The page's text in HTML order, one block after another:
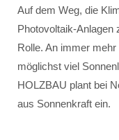
Auf dem Weg, die
Photovoltaik-Anlagen
Rolle. An immer
möglichst viel
HOLZBAU plant bei
aus Sonnenkraft ein.